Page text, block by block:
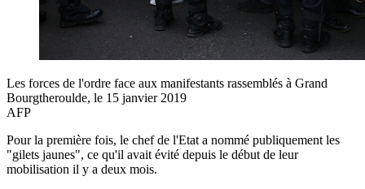
Les forces de l'ordre face aux manifestants rassemblés à Grand
Bourgtheroulde, le 15 janvier 2019
AFP
Pour la première fois, le chef de l'Etat a nommé publiquement les
"gilets jaunes", ce qu'il avait évité depuis le début de leur
mobilisation il y a deux mois.